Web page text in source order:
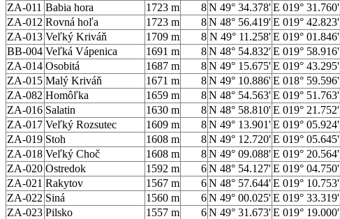
ZA-011 Babia hora 1723 m 8N 49° 34.378'E 019° 31.760'
ZA-012 Rovná hoľa 1723 m 8N 48° 56.419'E 019° 42.823'
ZA-013 Veľký Kriváň 1709 m 8 N 49° 11.258'E 019° 01.846'
BB-004 Veľká Vápenica 1691 m 8N 48° 54.832'E 019° 58.916'
ZA-014 Osobitá 1687 m 8N 49° 15.675'E 019° 43.295'
ZA-015 Malý Kriváň 1671 m 8N 49° 10.886'E 018° 59.596'
ZA-082 Homôľka 1659 m 8N 48° 54.563'E 019° 51.763'
ZA-016 Salatin 1630 m 8N 48° 58.810'E 019° 21.752'
ZA-017 Veľký Rozsutec 1609 m 8N 49° 13.901'E 019° 05.924'
ZA-019 Stoh 1608 m 8N 49° 12.720'E 019° 05.645'
ZA-018 Veľký Choč 1608 m 8N 49° 09.088'E 019° 20.564'
ZA-020 Ostredok 1592 m 6N 48° 54.127'E 019° 04.750'
ZA-021 Rakytov 1567 m 6N 48° 57.644'E 019° 10.753'
ZA-022 Siná 1560 m 6N 49° 00.025'E 019° 33.319'
ZA-023 Pilsko 1557 m 6N 49° 31.673'E 019° 19.000'